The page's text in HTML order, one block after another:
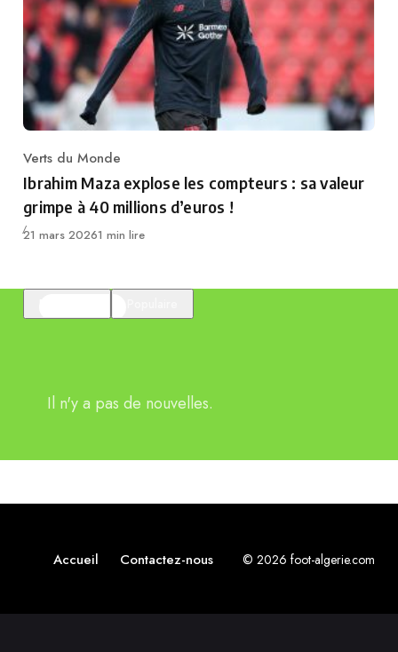
Category
Verts du Monde
Ibrahim Maza explose les compteurs : sa valeur
grimpe à 40 millions d’euros !
Publié
21 mars 20261 min lire
Il n'y a pas de nouvelles.
Accueil Contactez-nous © 2026 foot-algerie.com